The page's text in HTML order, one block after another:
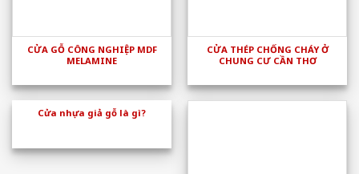
CỬA GỖ CÔNG NGHIỆP MDF
MELAMINE
CỬA THÉP CHỐNG CHÁY Ở
CHUNG CƯ CẦN THƠ
Cửa nhựa giả gỗ là gì?